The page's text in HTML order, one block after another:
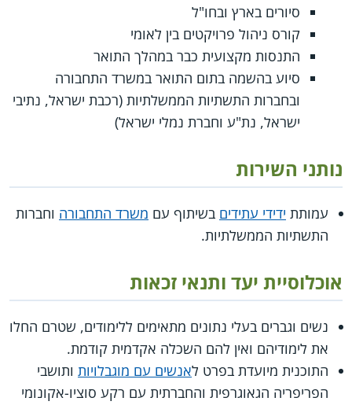
סיורים בארץ ובחו"ל
קורס ניהול פרויקטים בין לאומי
התנסות מקצועית כבר במהלך התואר
סיוע בהשמה בתום התואר במשרד התחבורה
ובחברות התשתיות הממשלתיות (רכבת ישראל, נתיבי
ישראל, נת"ע וחברת נמלי ישראל)
נותני השירות
עמותת ידידי עתידים בשיתוף עם משרד התחבורה וחברות
התשתיות הממשלתיות.
אוכלוסיית יעד ותנאי זכאות
נשים וגברים בעלי נתונים מתאימים ללימודים, שטרם החלו
את לימודיהם ואין להם השכלה אקדמית קודמת.
התוכנית מיועדת בפרט לאנשים עם מוגבלויות ותושבי
הפריפריה הגאוגרפית והחברתית עם רקע סוציו-אקונומי